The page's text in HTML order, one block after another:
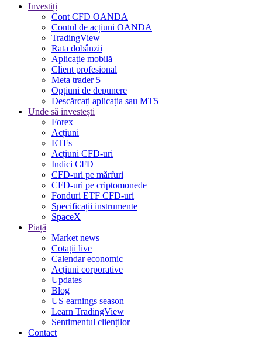
Investiți
Cont CFD OANDA
Contul de acțiuni OANDA
TradingView
Rata dobânzii
Aplicație mobilă
Client profesional
Meta trader 5
Opțiuni de depunere
Descărcați aplicația sau MT5
Unde să investești
Forex
Acțiuni
ETFs
Acțiuni CFD-uri
Indici CFD
CFD-uri pe mărfuri
CFD-uri pe criptomonede
Fonduri ETF CFD-uri
Specificații instrumente
SpaceX
Piață
Market news
Cotații live
Calendar economic
Acțiuni corporative
Updates
Blog
US earnings season
Learn TradingView
Sentimentul clienților
Contact